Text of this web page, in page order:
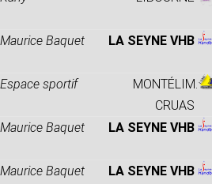
Maurice Baquet LA SEYNE VHB
Espace sportif
MONTÉLIM.
CRUAS
Maurice Baquet LA SEYNE VHB
Maurice Baquet LA SEYNE VHB